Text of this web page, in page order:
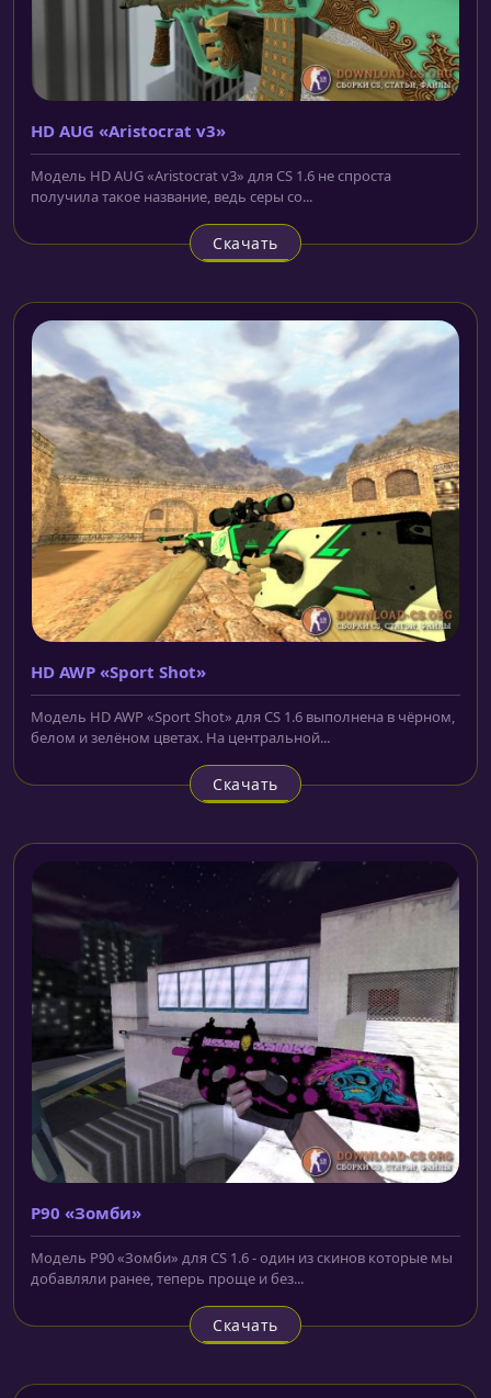
HD AUG «Aristocrat v3»
Модель HD AUG «Aristocrat v3» для CS 1.6 не спроста
получила такое название, ведь серы со...
Скачать
HD AWP «Sport Shot»
Модель HD AWP «Sport Shot» для CS 1.6 выполнена в чёрном,
белом и зелёном цветах. На центральной...
Скачать
P90 «Зомби»
Модель P90 «Зомби» для CS 1.6 - один из скинов которые мы
добавляли ранее, теперь проще и без...
Скачать